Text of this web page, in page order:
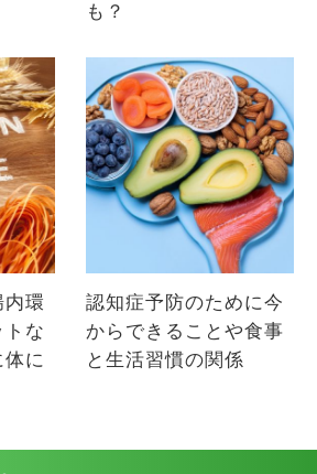
も？
内環
トな
に
認知症予防のために今
からできることや食事
と生活習慣の関係